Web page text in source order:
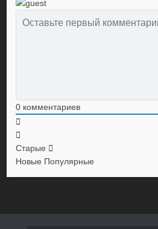
0 комментариев
Старые
Новые Популярные